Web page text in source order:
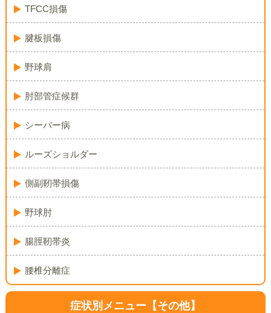
TFCC損傷
腱板損傷
野球肩
肘部管症候群
シーバー病
ルーズショルダー
側副靭帯損傷
野球肘
腸脛靭帯炎
腰椎分離症
症状別メニュー【その他】